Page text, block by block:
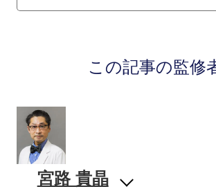
この記事の監修
宮路 貴晶